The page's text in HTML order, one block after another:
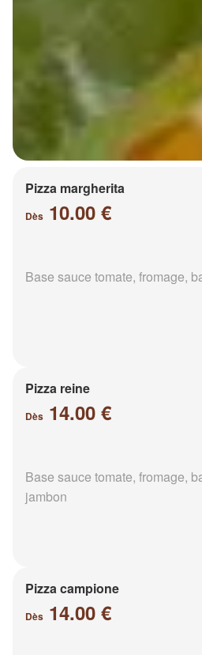
Pizza margherita
Dès 10.00 €
Base sauce tomate, fromage,
Pizza reine
Dès 14.00 €
Base sauce tomate, fromage,
jambon
Pizza campione
Dès 14.00 €